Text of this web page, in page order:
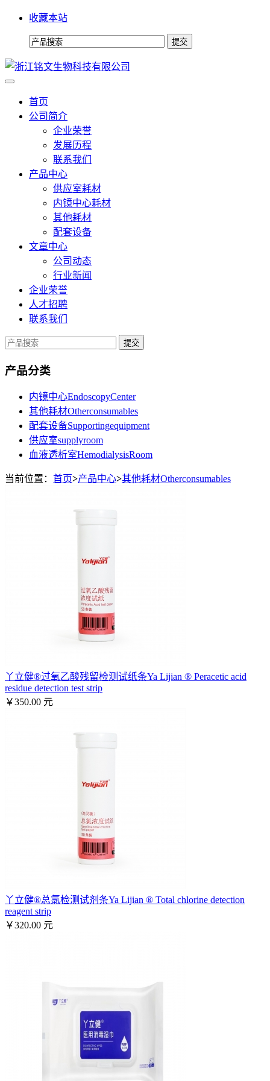
收藏本站
首页
公司简介
企业荣誉
发展历程
联系我们
产品中心
供应室耗材
内镜中心耗材
其他耗材
配套设备
文章中心
公司动态
行业新闻
企业荣誉
人才招聘
联系我们
提交
产品分类
内镜中心EndoscopyCenter
其他耗材Otherconsumables
配套设备Supportingequipment
供应室supplyroom
血液透析室HemodialysisRoom
当前位置： 首页>产品中心>其他耗材Otherconsumables
丫立健®过氧乙酸残留检测试纸条Ya Lijian ® Peracetic acid
residue detection test strip
￥350.00 元
丫立健®总氯检测试剂条Ya Lijian ® Total chlorine detection
reagent strip
￥320.00 元